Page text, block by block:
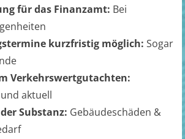
für das Finanzamt: Bei
kurzfristig möglich: Sogar
Verkehrswertgutachten:
aktuell
Substanz: Gebäudeschäden &